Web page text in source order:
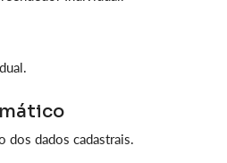
dos dados cadastrais.